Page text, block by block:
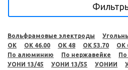
Вольфрамовые электроды
OK
OK 46.00 OK 48 OK 53.70 OK
По алюминию
По нержавейке По
УОНИ 13/45
УОНИ 13/55 УОНИИ